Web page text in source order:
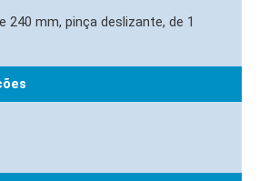
240 mm, pinça deslizante, de 1